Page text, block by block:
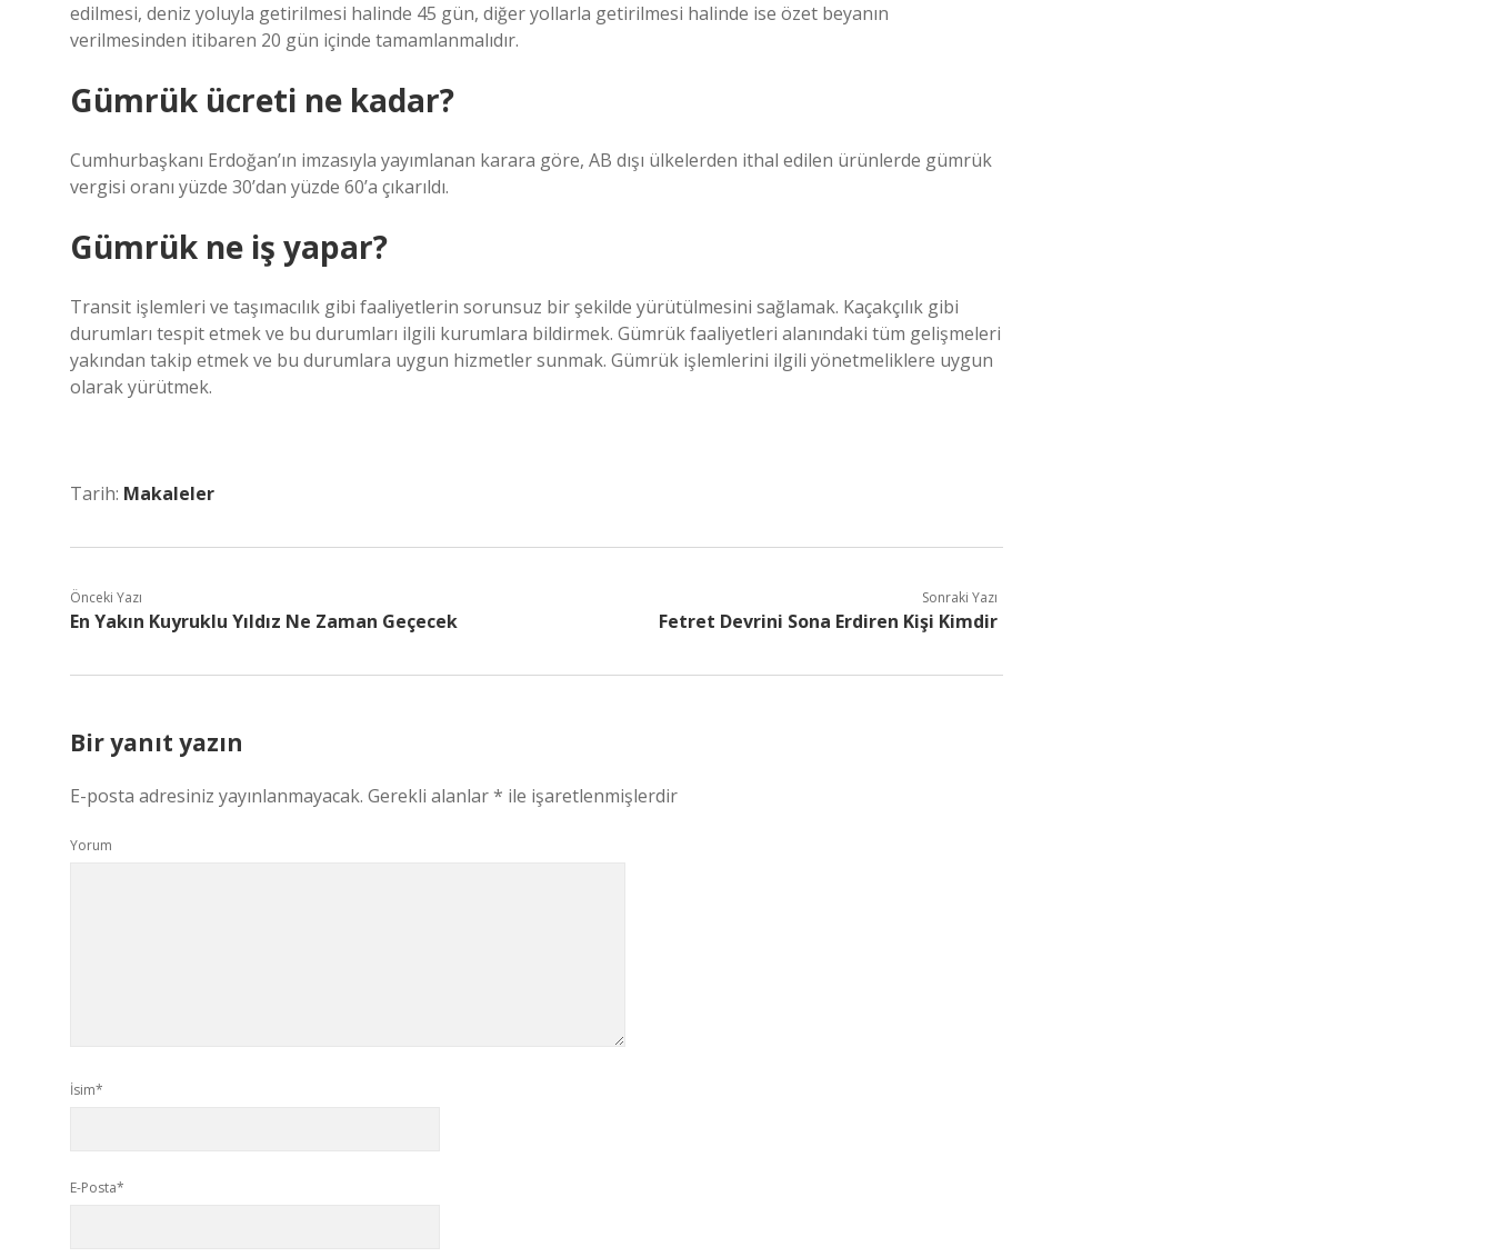
edilmesi, deniz yoluyla getirilmesi halinde 45 gün, diğer yollarla getirilmesi halinde ise özet beyanın
verilmesinden itibaren 20 gün içinde tamamlanmalıdır.
Gümrük ücreti ne kadar?
Cumhurbaşkanı Erdoğan’ın imzasıyla yayımlanan karara göre, AB dışı ülkelerden ithal edilen ürünlerde gümrük
vergisi oranı yüzde 30’dan yüzde 60’a çıkarıldı.
Gümrük ne iş yapar?
Transit işlemleri ve taşımacılık gibi faaliyetlerin sorunsuz bir şekilde yürütülmesini sağlamak. Kaçakçılık gibi
durumları tespit etmek ve bu durumları ilgili kurumlara bildirmek. Gümrük faaliyetleri alanındaki tüm gelişmeleri
yakından takip etmek ve bu durumlara uygun hizmetler sunmak. Gümrük işlemlerini ilgili yönetmeliklere uygun
olarak yürütmek.
Tarih: Makaleler
Önceki Yazı
En Yakın Kuyruklu Yıldız Ne Zaman Geçecek
Sonraki Yazı
Fetret Devrini Sona Erdiren Kişi Kimdir
Bir yanıt yazın
E-posta adresiniz yayınlanmayacak. Gerekli alanlar* ile işaretlenmişlerdir
Yorum
İsim*
E-Posta*